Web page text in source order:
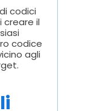
codici
il
codice
agli